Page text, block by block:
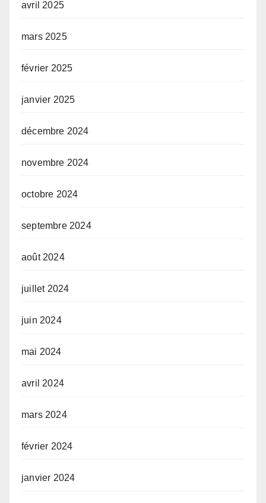
avril 2025
mars 2025
février 2025
janvier 2025
décembre 2024
novembre 2024
octobre 2024
septembre 2024
août 2024
juillet 2024
juin 2024
mai 2024
avril 2024
mars 2024
février 2024
janvier 2024